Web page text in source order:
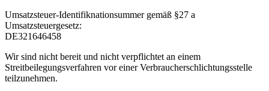
Umsatzsteuer-Identifiknationsummer gemäß §27 a
Umsatzsteuergesetz:
DE321646458
Wir sind nicht bereit und nicht verpflichtet an einem
Streitbeilegungsverfahren vor einer Verbraucherschlichtungsstelle
teilzunehmen.